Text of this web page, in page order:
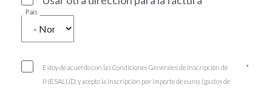
País
Estoy de acuerdo con las Condiciones Generales de Inscripción de
INESALUD, y acepto la inscripción por importe de euros (gastos de